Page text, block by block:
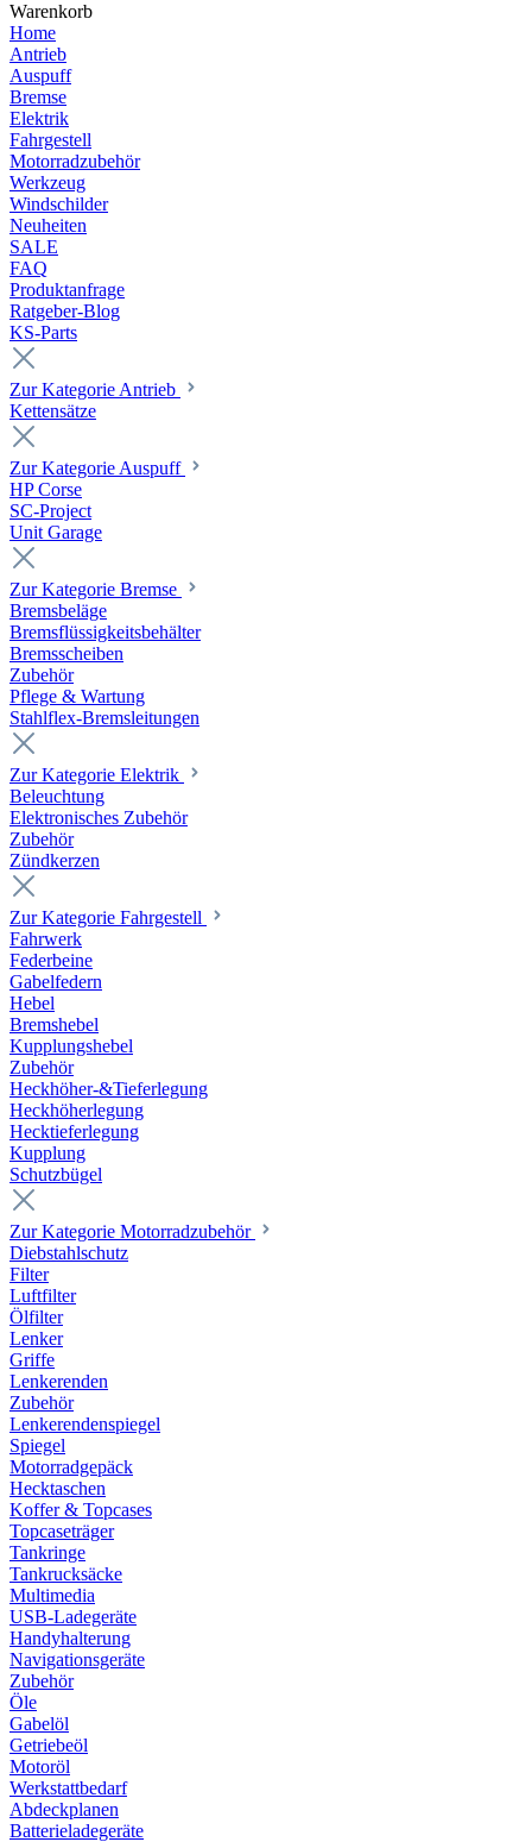
Warenkorb
Home
Antrieb
Auspuff
Bremse
Elektrik
Fahrgestell
Motorradzubehör
Werkzeug
Windschilder
Neuheiten
SALE
FAQ
Produktanfrage
Ratgeber-Blog
KS-Parts
Zur Kategorie Antrieb
Kettensätze
Zur Kategorie Auspuff
HP Corse
SC-Project
Unit Garage
Zur Kategorie Bremse
Bremsbeläge
Bremsflüssigkeitsbehälter
Bremsscheiben
Zubehör
Pflege & Wartung
Stahlflex-Bremsleitungen
Zur Kategorie Elektrik
Beleuchtung
Elektronisches Zubehör
Zubehör
Zündkerzen
Zur Kategorie Fahrgestell
Fahrwerk
Federbeine
Gabelfedern
Hebel
Bremshebel
Kupplungshebel
Zubehör
Heckhöher-&Tieferlegung
Heckhöherlegung
Hecktieferlegung
Kupplung
Schutzbügel
Zur Kategorie Motorradzubehör
Diebstahlschutz
Filter
Luftfilter
Ölfilter
Lenker
Griffe
Lenkerenden
Zubehör
Lenkerendenspiegel
Spiegel
Motorradgepäck
Hecktaschen
Koffer & Topcases
Topcaseträger
Tankringe
Tankrucksäcke
Multimedia
USB-Ladegeräte
Handyhalterung
Navigationsgeräte
Zubehör
Öle
Gabelöl
Getriebeöl
Motoröl
Werkstattbedarf
Abdeckplanen
Batterieladegeräte